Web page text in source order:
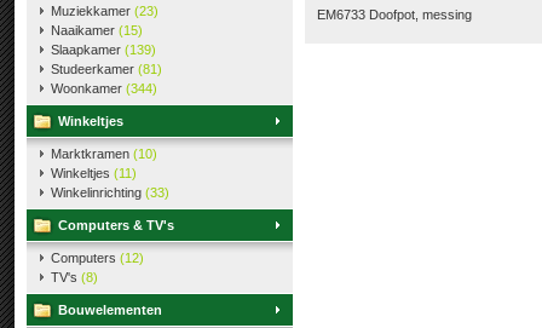
Muziekkamer (23)
Naaikamer (15)
Slaapkamer (139)
Studeerkamer (81)
Woonkamer (344)
Winkeltjes
Marktkramen (10)
Winkeltjes (11)
Winkelinrichting (33)
Computers & TV's
Computers (12)
TV's (8)
Bouwelementen
EM6733 Doofpot, messing